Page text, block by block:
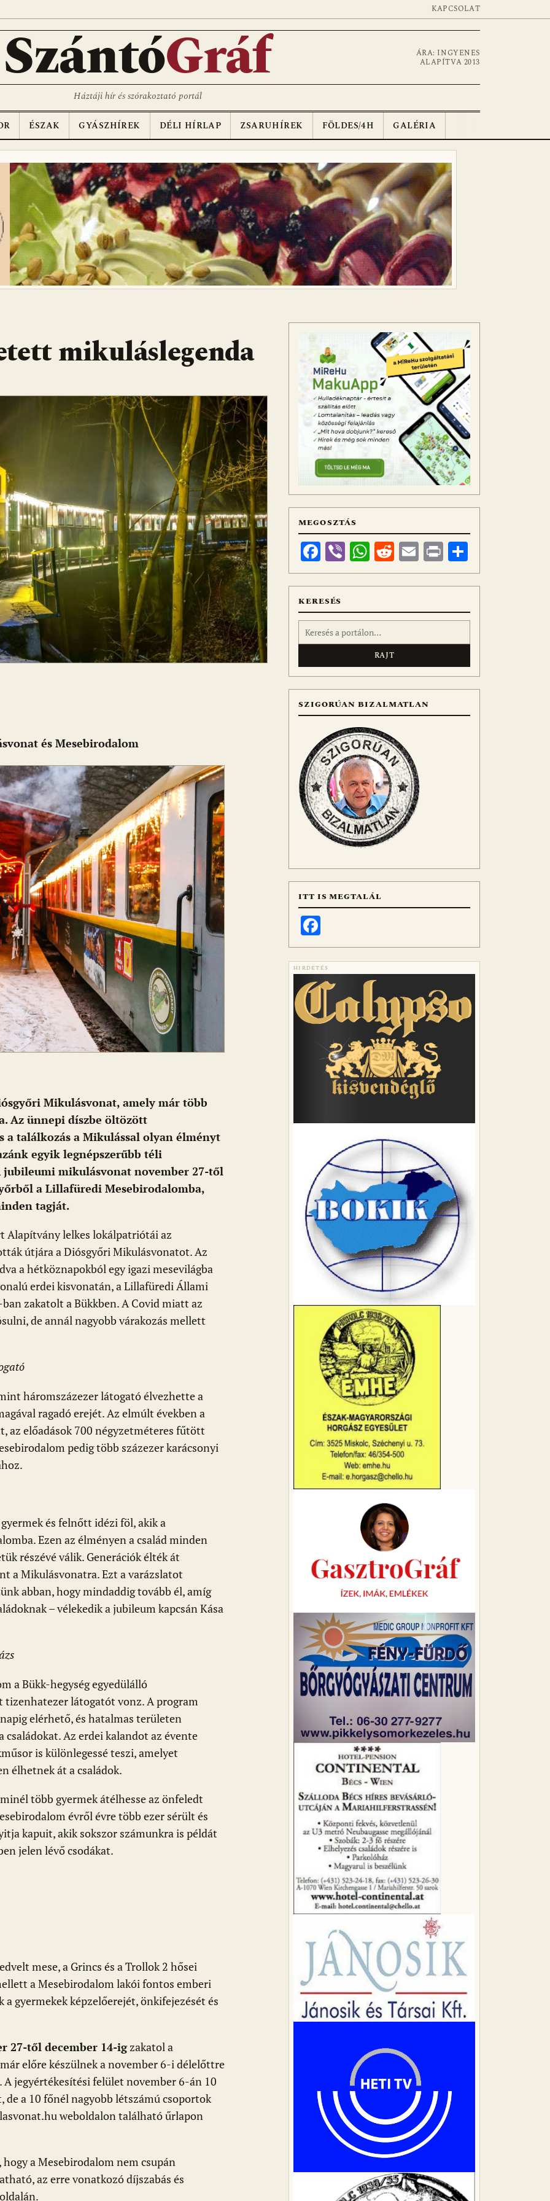
KAPCSOLAT
SzántóGráf
ÁRA: INGYENES
ALAPÍTVA 2013
Háztáji hír és szórakoztató portál
ÉSZAK GYÁSZHÍREK DÉLI HÍRLAP ZSARUHÍREK FÖLDES/4H GALÉRIA
mikuláslegenda
és Mesebirodalom
Mikulásvonat, amely már több
Az ünnepi díszbe öltözött
a találkozás a Mikulással olyan élményt
egyik legnépszerűbb téli
mikulásvonat november 27-től
a Lillafüredi Mesebirodalomba,
tagját.​
Alapítvány lelkes lokálpatriótái az
útjára a Diósgyőri Mikulásvonatot. Az
a hétköznapokból egy igazi mesevilágba
erdei kisvonatán, a Lillafüredi Állami
zakatolt a Bükkben. A Covid miatt az
de annál nagyobb várakozás mellett
háromszázezer látogató élvezhette a
ragadó erejét. Az elmúlt években a
az előadások 700 négyzetméteres fűtött
pedig több százezer karácsonyi
és felnőtt idézi föl, akik a
Ezen az élményen a család minden
részévé válik. Generációk élték át
a Mikulásvonatra. Ezt a varázslatot
abban, hogy mindaddig tovább él, amíg
– vélekedik a jubileum kapcsán Kása
a Bükk-hegység egyedülálló
látogatót vonz. A program
elérhető, és hatalmas területen
Az erdei kalandot az évente
is különlegessé teszi, amelyet
élhetnek át a családok.
több gyermek átélhesse az önfeledt
évről évre több ezer sérült és
kapuit, akik sokszor számunkra is példát
jelen lévő csodákat.
mese, a Grincs és a Trollok 2 hősei
a Mesebirodalom lakói fontos emberi
gyermekek képzelőerejét, önkifejezését és
27-től december 14-igzakatol a
előre készülnek a november 6-i délelőttre
jegyértékesítési felület november 6-án 10
a 10 főnél nagyobb létszámú csoportok
weboldalon található űrlapon
a Mesebirodalom nem csupán
az erre vonatkozó díjszabás és
MEGOSZTÁS
Facebook
ViberWhatsApp
Reddit
Email
Print
meg
KERESÉS
Keresés:
SZIGORÚAN BIZALMATLAN
ITT IS MEGTALÁL
HIRDETÉS